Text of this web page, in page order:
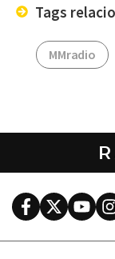
Tags
MMradio
FacebookTwitter